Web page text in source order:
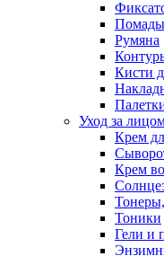
Румяна
Кисти
Уход за
Крем
Крем
Тоники
Гели и